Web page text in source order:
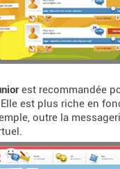
est recommandée
Elle est plus riche en
outre la